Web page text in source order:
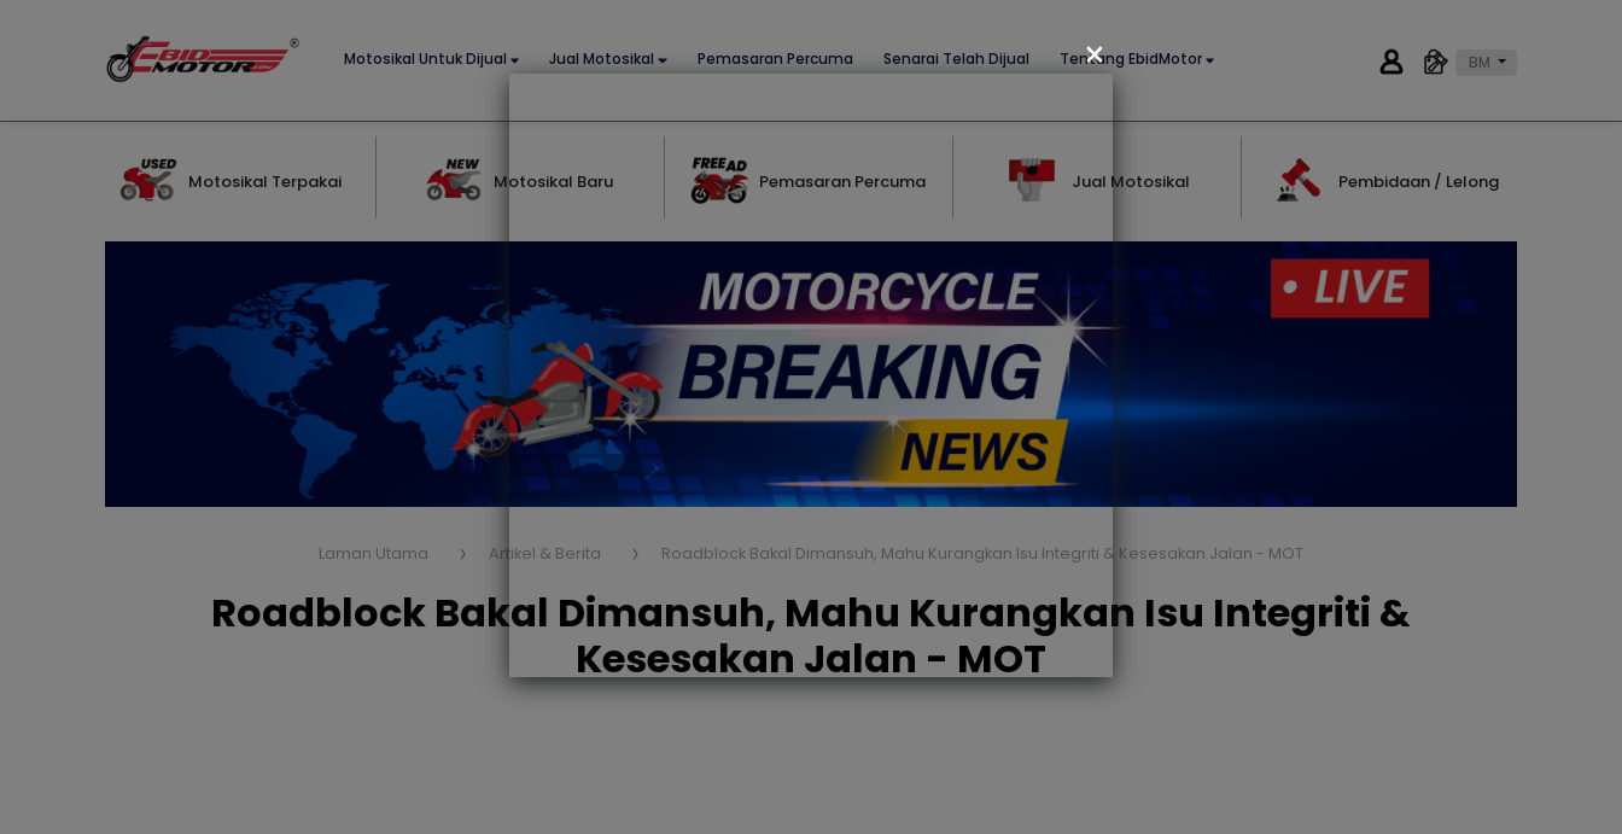
Motosikal Untuk Dijual Jual Motosikal Pemasaran Percuma Senarai Telah Dijual Tentang EbidMotor BM
Motosikal Terpakai Motosikal Baru Pemasaran Percuma Jual Motosikal Pembidaan / Lelong
Laman Utama Artikel & Berita Roadblock Bakal Dimansuh, Mahu Kurangkan Isu Integriti & Kesesakan Jalan - MOT
Roadblock Bakal Dimansuh, Mahu Kurangkan Isu Integriti &
Kesesakan Jalan - MOT
×